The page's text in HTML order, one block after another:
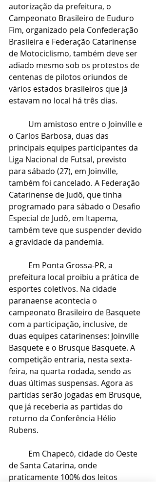
autorização da prefeitura, o
Campeonato Brasileiro de Euduro
Fim, organizado pela Confederação
Brasileira e Federação Catarinense
de Motociclismo, também deve ser
adiado mesmo sob os protestos de
centenas de pilotos oriundos de
vários estados brasileiros que já
estavam no local há três dias.
o Carlos Barbosa, duas das
principais equipes participantes da
Liga Nacional de Futsal, previsto
para sábado (27), em Joinville,
também foi cancelado. A Federação
Catarinense de Judô, que tinha
programado para sábado o Desafio
Especial de Judô, em Itapema,
também teve que suspender devido
a gravidade da pandemia.
prefeitura local proibiu a prática de
esportes coletivos. Na cidade
paranaense acontecia o
campeonato Brasileiro de Basquete
com a participação, inclusive, de
duas equipes catarinenses: Joinville
Basquete e o Brusque Basquete. A
competição entraria, nesta sexta-
feira, na quarta rodada, sendo as
duas últimas suspensas. Agora as
partidas serão jogadas em Brusque,
que já receberia as partidas do
returno da Conferência Hélio
Rubens.
de Santa Catarina, onde
praticamente 100% dos leitos